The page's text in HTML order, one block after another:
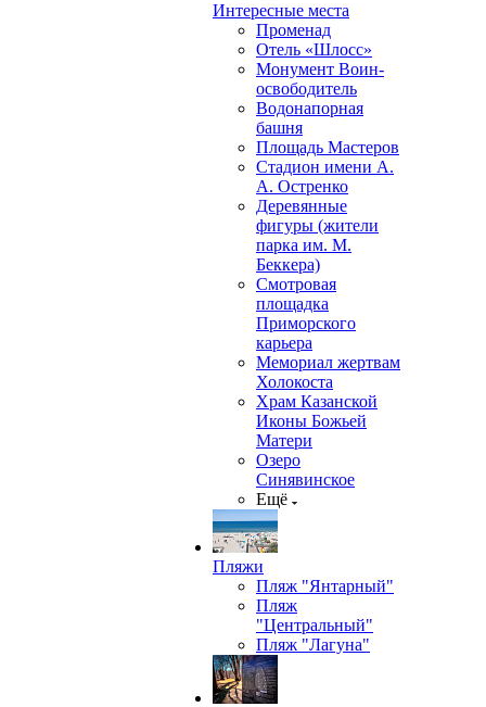
Интересные места
Променад
Отель «Шлосс»
Монумент Воин-
освободитель
Водонапорная
башня
Площадь Мастеров
Стадион имени А.
А. Остренко
Деревянные
фигуры (жители
парка им. М.
Беккера)
Смотровая
площадка
Приморского
карьера
Мемориал жертвам
Холокоста
Храм Казанской
Иконы Божьей
Матери
Озеро
Синявинское
Ещё
Пляжи
Пляж "Янтарный"
Пляж
"Центральный"
Пляж "Лагуна"